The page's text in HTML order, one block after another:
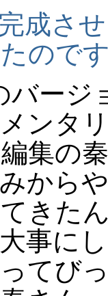
成さ
ので
バージ
ンタ
集の
から
きた
事に
てび